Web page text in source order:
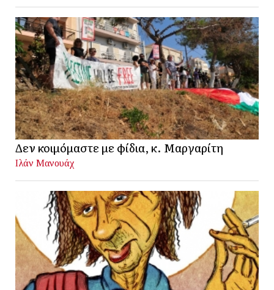
Δεν κοιμόμαστε με φίδια, κ. Μαργαρίτη
Ιλάν Μανουάχ